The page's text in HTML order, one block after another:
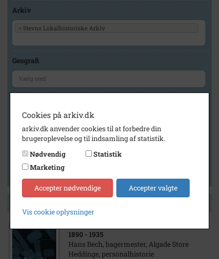
Arkiv
× Stevns Lokalhistoriske Arkiv
Geografi
Vis kun med billeder
Vis kun med filmklip
Vis kun med kilder
1890 - 1935
Hans Bech, bagermester, Algade Store
Heddinge, personalhistorie
Cookies på arkiv.dk
arkiv.dk anvender cookies til at forbedre din
brugeroplevelse og til indsamling af statistik.
Nødvendig
Statistik
Marketing
Accepter nødvendige Accepter valgte
Vis cookie oplysninger